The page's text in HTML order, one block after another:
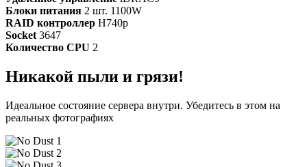
Блоки питания 2 шт. 1100W
RAID контроллер H740p
Socket 3647
Количество CPU 2
Никакой пыли и грязи!
Идеальное состояние сервера внутри. Убедитесь в этом на
реальных фотографиях